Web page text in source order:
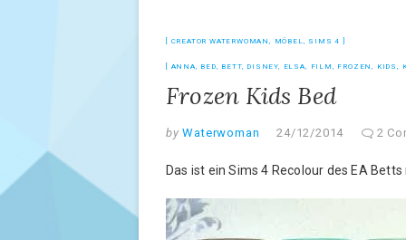
CREATOR WATERWOMAN, MÖBEL, SIMS 4
ANNA, BED, BETT, DISNEY, ELSA, FILM , FROZEN, KIDS ,
Frozen Kids Bed
by Waterwoman 24/12/2014 2
Das ist ein Sims 4 Recolour des EA